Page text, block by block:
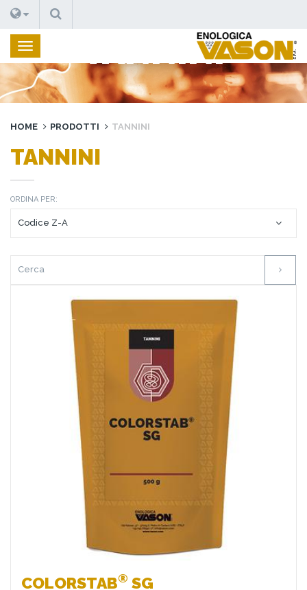
CERCA
TANNINI
HOME PRODOTTI TANNINI
TANNINI
ORDINA PER:
Preferiti
COLORSTAB® SG